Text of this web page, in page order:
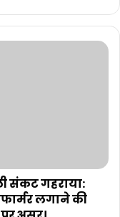
संकट गहराया:
लगाने की